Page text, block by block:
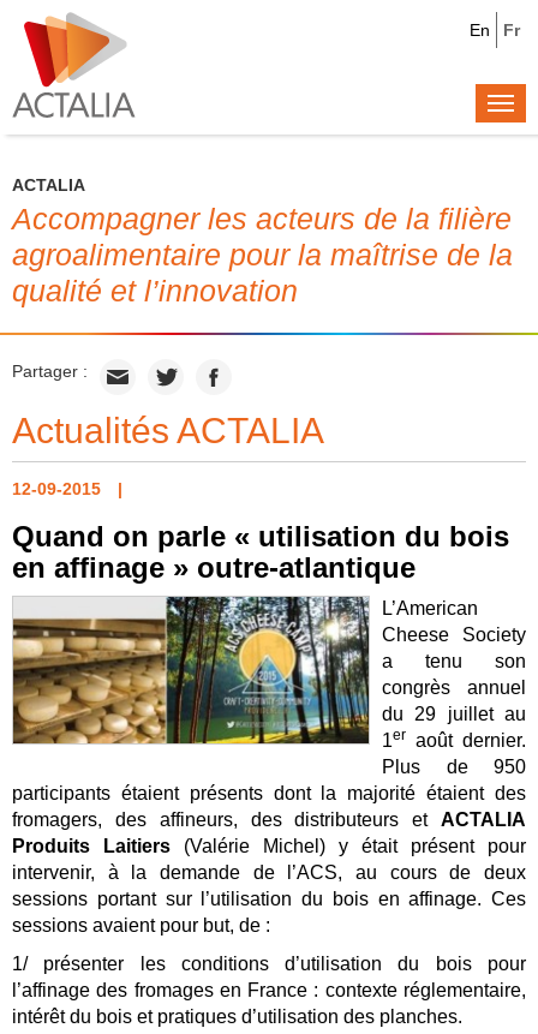
Fr
En
ACTALIA
Accompagner les acteurs de la filière
agroalimentaire pour la maîtrise de la
qualité et l’innovation
Partager :
Actualités ACTALIA
12-09-2015
Quand on parle « utilisation du bois
en affinage » outre-atlantique
L’American
Cheese Society
a tenu son
congrès annuel
du 29 juillet au
1er août dernier.
Plus de 950
participants étaient présents dont la majorité étaient des
fromagers, des affineurs, des distributeurs et ACTALIA
Produits Laitiers (Valérie Michel) y était présent pour
intervenir, à la demande de l’ACS, au cours de deux
sessions portant sur l’utilisation du bois en affinage. Ces
sessions avaient pour but, de :
1/ présenter les conditions d’utilisation du bois pour
l’affinage des fromages en France : contexte réglementaire,
intérêt du bois et pratiques d’utilisation des planches.